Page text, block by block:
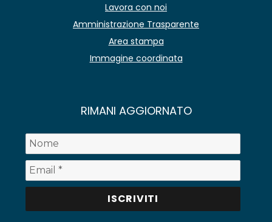
Lavora con noi
Amministrazione Trasparente
Area stampa
Immagine coordinata
RIMANI AGGIORNATO